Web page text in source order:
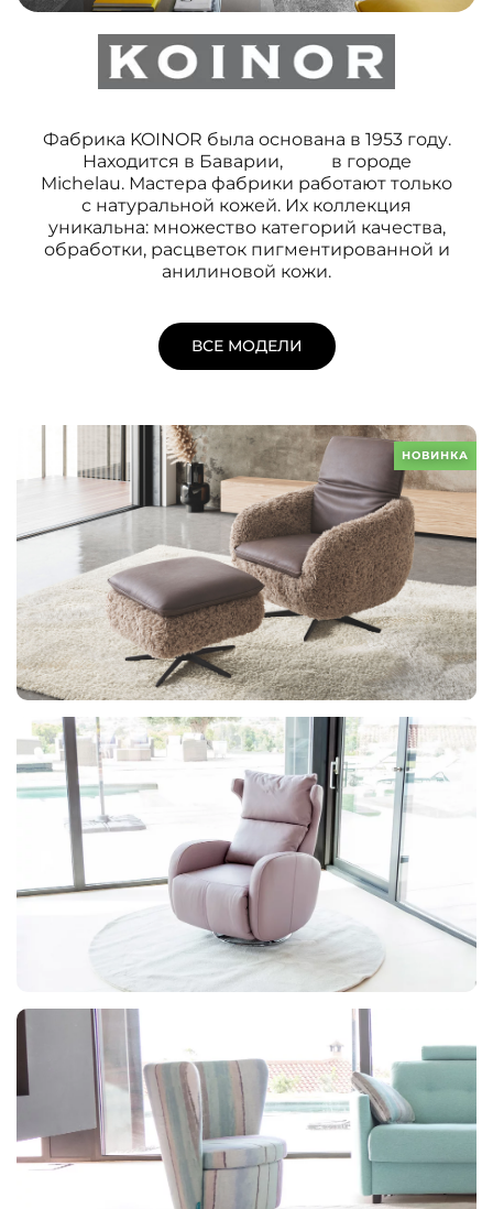
Фабрика KOINOR была основана в 1953 году.
Находится в Баварии, в городе
Michelau. Мастера фабрики работают только
с натуральной кожей. Их коллекция
уникальна: множество категорий качества,
обработки, расцветок пигментированной и
анилиновой кожи.
ВСЕ МОДЕЛИ
НОВИНКА